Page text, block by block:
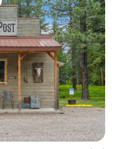
dos hóspedes